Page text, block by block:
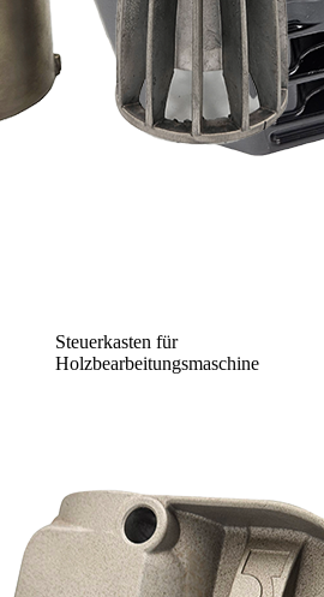
Steuerkasten für
Holzbearbeitungsmaschine